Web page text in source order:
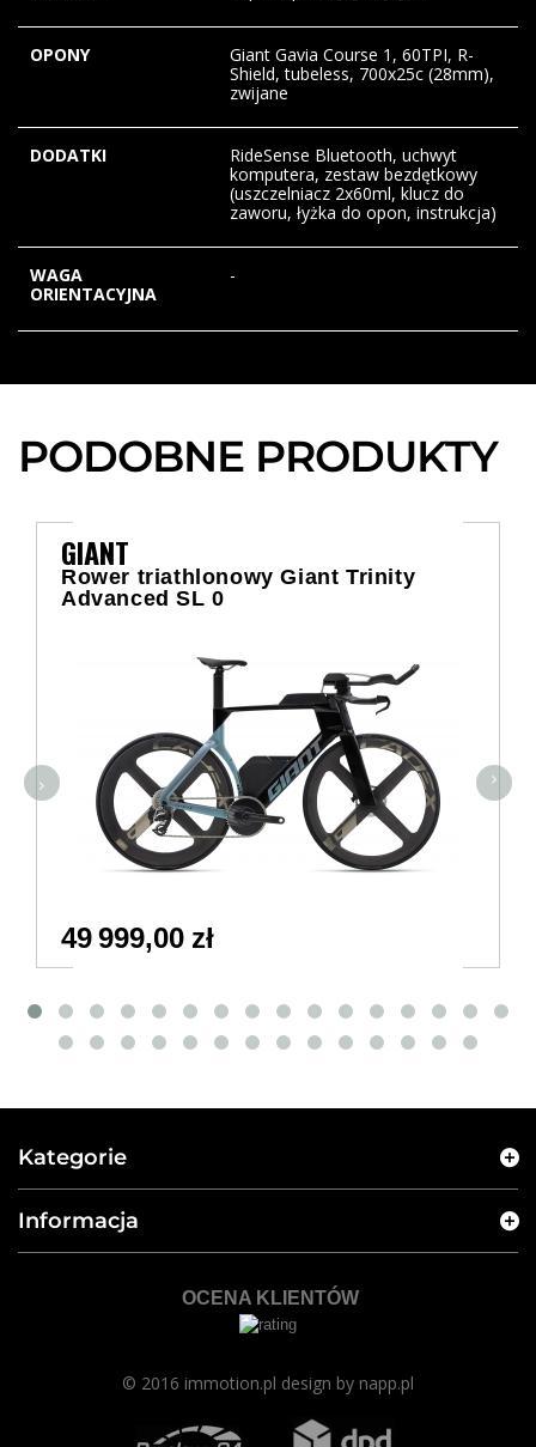
OPONY
Giant Gavia Course 1, 60TPI, R-
Shield, tubeless, 700x25c (28mm),
zwijane
DODATKI
RideSense Bluetooth, uchwyt
komputera, zestaw bezdętkowy
(uszczelniacz 2x60ml, klucz do
zaworu, łyżka do opon, instrukcja)
WAGA
ORIENTACYJNA
-
PODOBNE PRODUKTY
GIANT
Rower triathlonowy Giant Trinity
Advanced SL 0
49 999,00 zł
Kategorie
Informacja
OCENA KLIENTÓW
© 2016 immotion.pl design by napp.pl